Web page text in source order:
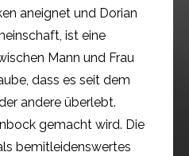
aneignet und Dorian
ist eine
Mann und Frau
dass es seit dem
andere überlebt.
gemacht wird. Die
bemitleidenswertes